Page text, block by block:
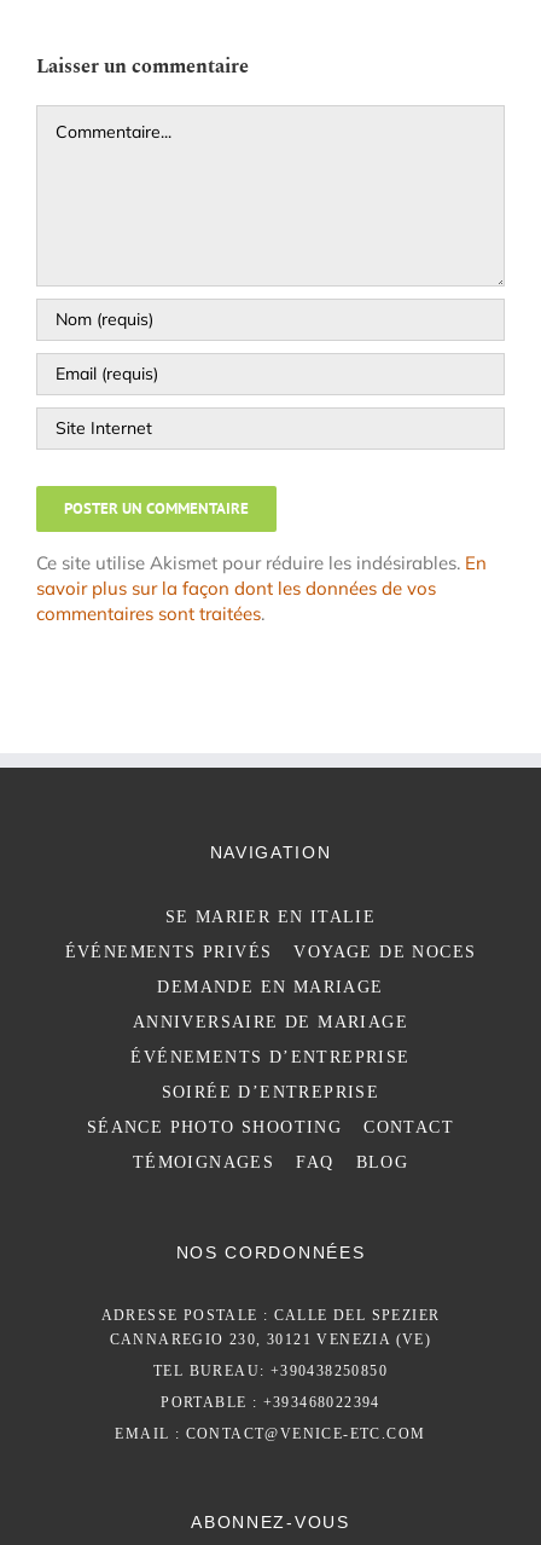
Laisser un commentaire
Ce site utilise Akismet pour réduire les indésirables. En
savoir plus sur la façon dont les données de vos
commentaires sont traitées.
NAVIGATION
SE MARIER EN ITALIE
ÉVÉNEMENTS PRIVÉS
VOYAGE DE NOCES
DEMANDE EN MARIAGE
ANNIVERSAIRE DE MARIAGE
ÉVÉNEMENTS D’ENTREPRISE
SOIRÉE D’ENTREPRISE
SÉANCE PHOTO SHOOTING
CONTACT
TÉMOIGNAGES
FAQ BLOG
NOS CORDONNÉES
ADRESSE POSTALE : CALLE DEL SPEZIER
CANNAREGIO 230, 30121 VENEZIA (VE)
TEL BUREAU: +390438250850
PORTABLE : +393468022394
EMAIL : CONTACT@VENICE-ETC.COM
ABONNEZ-VOUS